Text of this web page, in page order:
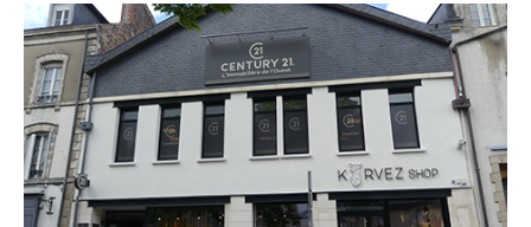
CENTURY 21 L'Immobilière de l'Ouest
1 rue du Maréchal Foch BP 80128
REDON - 35600
Envoyer un message